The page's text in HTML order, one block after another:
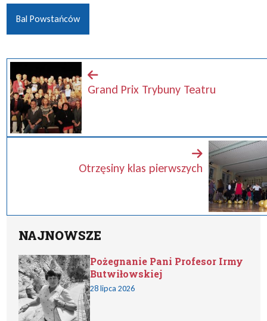
Bal Powstańców
Grand Prix Trybuny Teatru
Otrzęsiny klas pierwszych
NAJNOWSZE
Pożegnanie Pani Profesor Irmy
Butwiłowskiej
28 lipca 2026